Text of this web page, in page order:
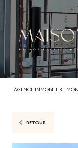
AGENCE IMMOBILIERE
RETOUR